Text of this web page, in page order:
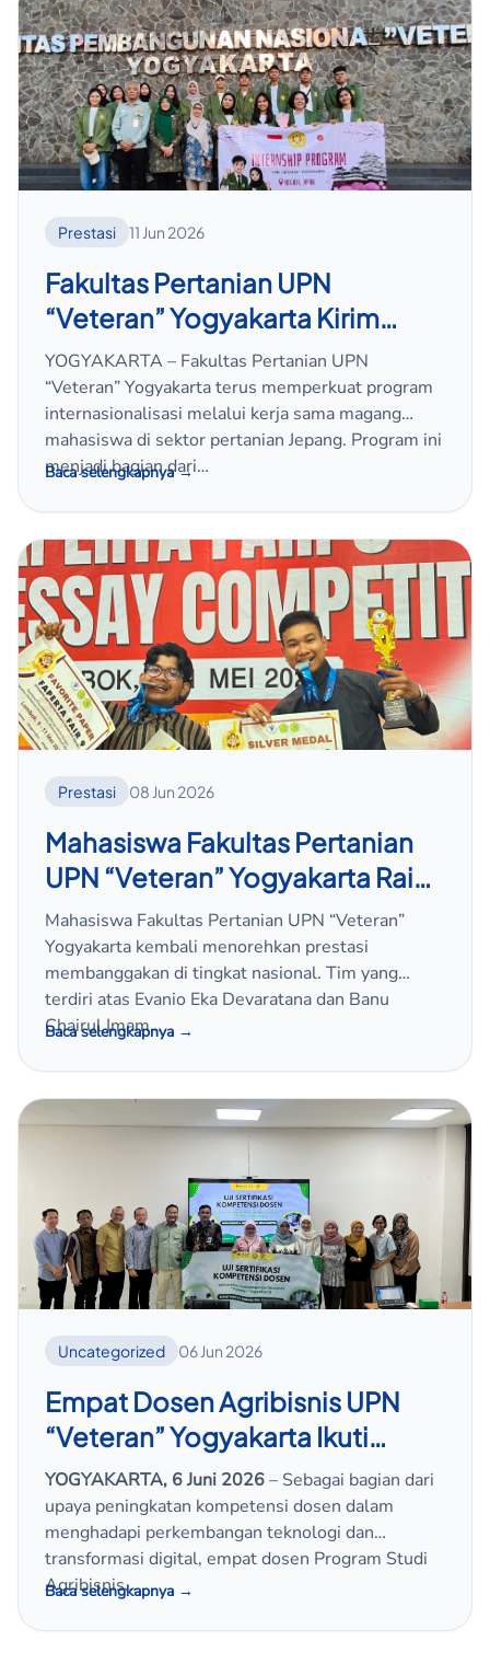
Prestasi 11 Jun 2026
Fakultas Pertanian UPN
“Veteran” Yogyakarta Kirim
Mahasiswa Magang ke Jepang
YOGYAKARTA – Fakultas Pertanian UPN
“Veteran” Yogyakarta terus memperkuat program
internasionalisasi melalui kerja sama magang
mahasiswa di sektor pertanian Jepang. Program ini
menjadi bagian dari…
Baca selengkapnya →
Prestasi 08 Jun 2026
Mahasiswa Fakultas Pertanian
UPN “Veteran” Yogyakarta Raih
Silver Medal dan Favorit Paper
pada Lomba Essay Nasional
FAPERTA FAIR 9
Mahasiswa Fakultas Pertanian UPN “Veteran”
Yogyakarta kembali menorehkan prestasi
membanggakan di tingkat nasional. Tim yang
terdiri atas Evanio Eka Devaratana dan Banu
Chairul Imam…
Baca selengkapnya →
Uncategorized 06 Jun 2026
Empat Dosen Agribisnis UPN
“Veteran” Yogyakarta Ikuti
Sertifikasi Kompetensi Digital
Marketing
YOGYAKARTA, 6 Juni 2026– Sebagai bagian dari
upaya peningkatan kompetensi dosen dalam
menghadapi perkembangan teknologi dan
transformasi digital, empat dosen Program Studi
Agribisnis…
Baca selengkapnya →